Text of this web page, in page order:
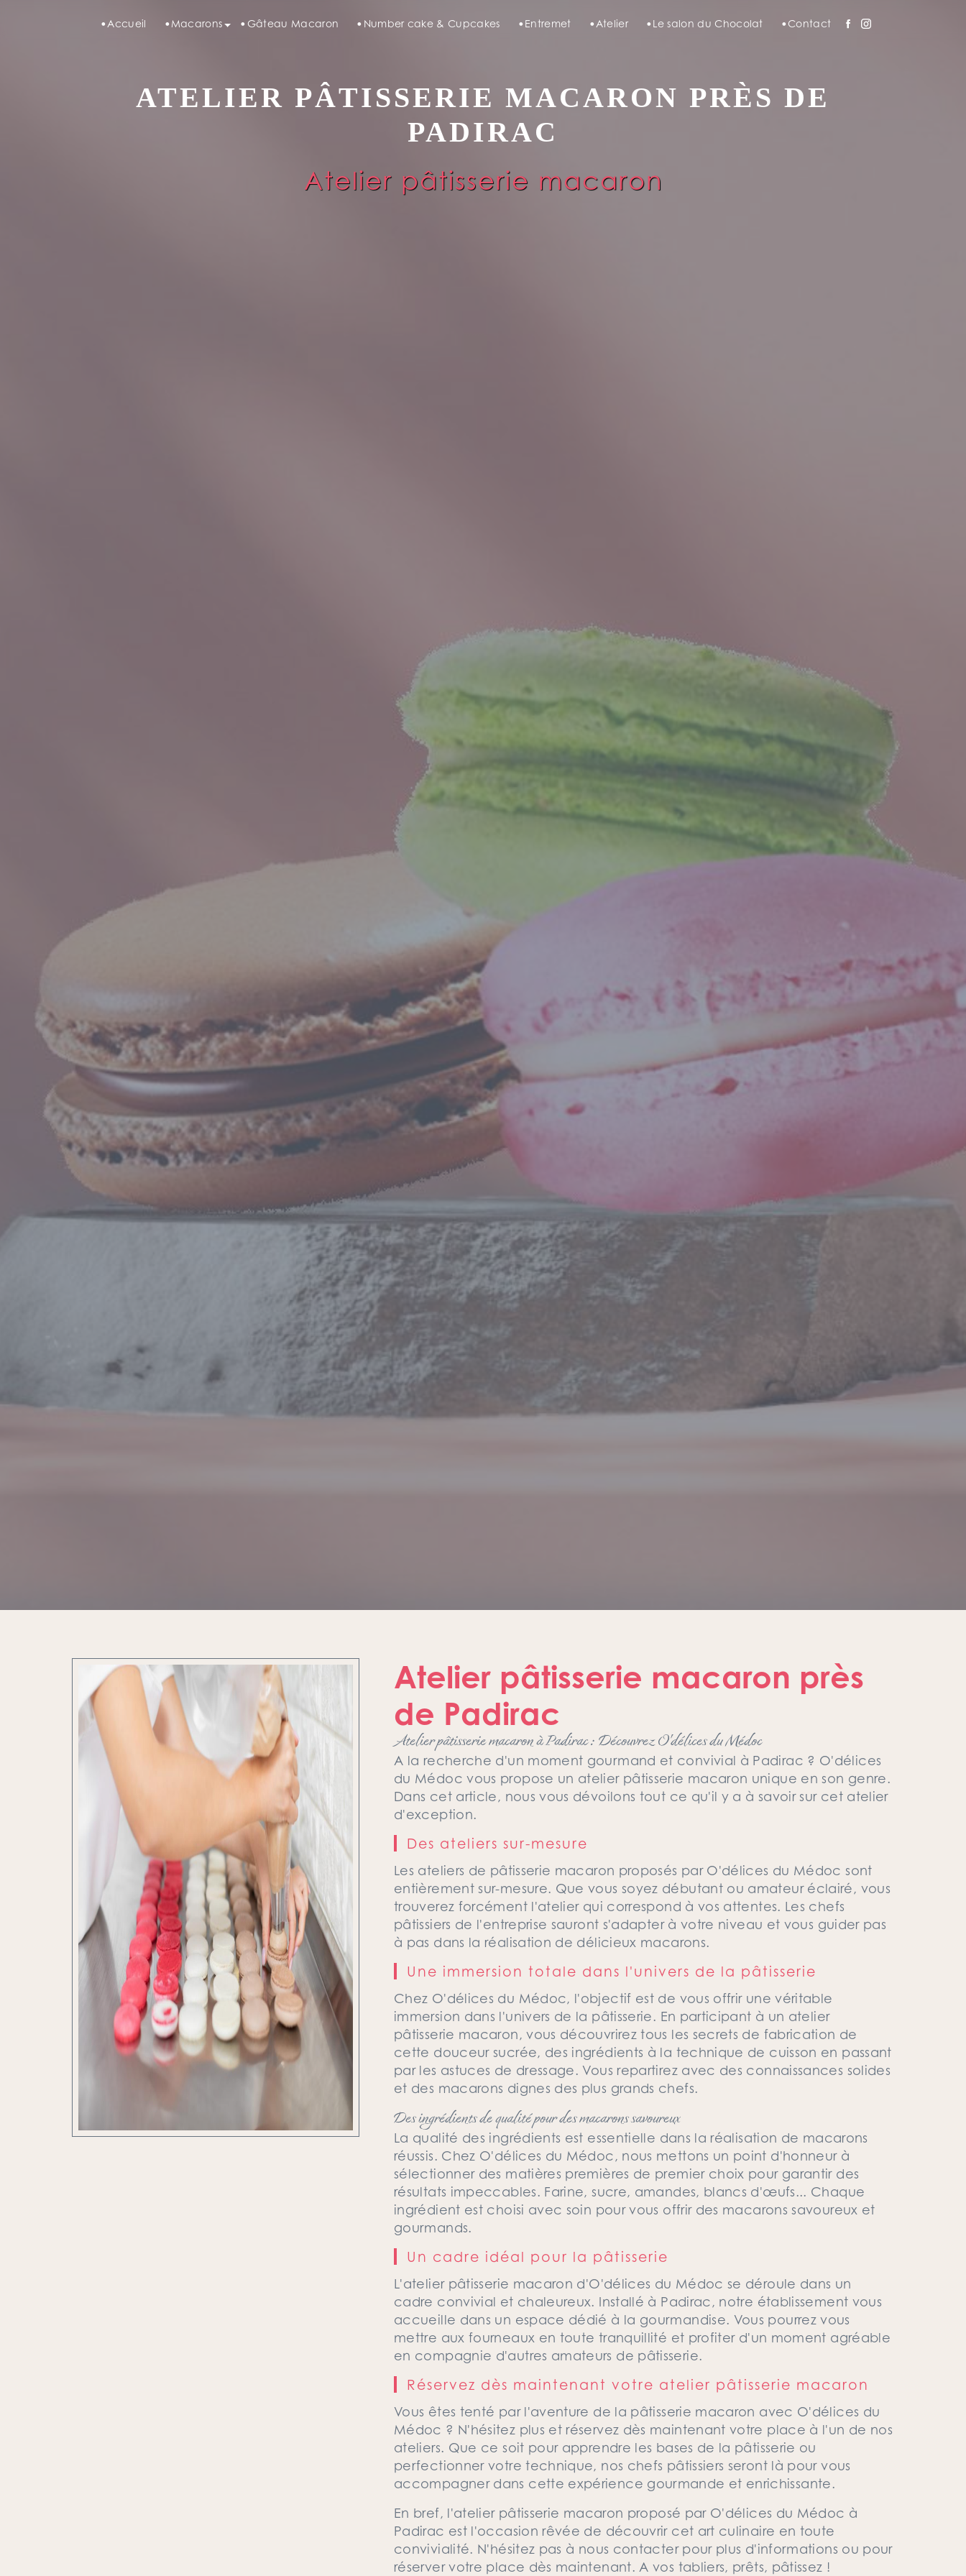
Accueil Macarons Gâteau Macaron Number cake & Cupcakes Entremet Atelier Le salon du Chocolat Contact
ATELIER PÂTISSERIE MACARON PRÈS DE
PADIRAC
Atelier pâtisserie macaron
Atelier pâtisserie macaron près
de Padirac
Atelier pâtisserie macaron à Padirac : Découvrez O'délices du Médoc
A la recherche d'un moment gourmand et convivial à Padirac ? O'délices
du Médoc vous propose un atelier pâtisserie macaron unique en son genre.
Dans cet article, nous vous dévoilons tout ce qu'il y a à savoir sur cet atelier
d'exception.
Des ateliers sur-mesure
Les ateliers de pâtisserie macaron proposés par O'délices du Médoc sont
entièrement sur-mesure. Que vous soyez débutant ou amateur éclairé, vous
trouverez forcément l'atelier qui correspond à vos attentes. Les chefs
pâtissiers de l'entreprise sauront s'adapter à votre niveau et vous guider pas
à pas dans la réalisation de délicieux macarons.
Une immersion totale dans l'univers de la pâtisserie
Chez O'délices du Médoc, l'objectif est de vous offrir une véritable
immersion dans l'univers de la pâtisserie. En participant à un atelier
pâtisserie macaron, vous découvrirez tous les secrets de fabrication de
cette douceur sucrée, des ingrédients à la technique de cuisson en passant
par les astuces de dressage. Vous repartirez avec des connaissances solides
et des macarons dignes des plus grands chefs.
Des ingrédients de qualité pour des macarons savoureux
La qualité des ingrédients est essentielle dans la réalisation de macarons
réussis. Chez O'délices du Médoc, nous mettons un point d'honneur à
sélectionner des matières premières de premier choix pour garantir des
résultats impeccables. Farine, sucre, amandes, blancs d'œufs... Chaque
ingrédient est choisi avec soin pour vous offrir des macarons savoureux et
gourmands.
Un cadre idéal pour la pâtisserie
L'atelier pâtisserie macaron d'O'délices du Médoc se déroule dans un
cadre convivial et chaleureux. Installé à Padirac, notre établissement vous
accueille dans un espace dédié à la gourmandise. Vous pourrez vous
mettre aux fourneaux en toute tranquillité et profiter d'un moment agréable
en compagnie d'autres amateurs de pâtisserie.
Réservez dès maintenant votre atelier pâtisserie macaron
Vous êtes tenté par l'aventure de la pâtisserie macaron avec O'délices du
Médoc ? N'hésitez plus et réservez dès maintenant votre place à l'un de nos
ateliers. Que ce soit pour apprendre les bases de la pâtisserie ou
perfectionner votre technique, nos chefs pâtissiers seront là pour vous
accompagner dans cette expérience gourmande et enrichissante.
En bref, l'atelier pâtisserie macaron proposé par O'délices du Médoc à
Padirac est l'occasion rêvée de découvrir cet art culinaire en toute
convivialité. N'hésitez pas à nous contacter pour plus d'informations ou pour
réserver votre place dès maintenant. A vos tabliers, prêts, pâtissez !